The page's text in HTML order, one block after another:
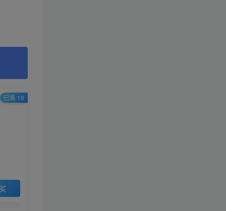
已售 19